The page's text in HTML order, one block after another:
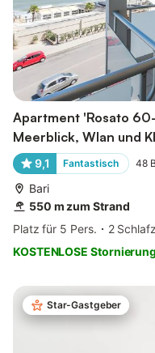
Apartment 'Rosato
Meerblick, Wlan und
9,1 Fantastisch 48
Bari
550 m zum Strand
Platz für 5 Pers.
2
KOSTENLOSE Stornierung
Star-Gastgeber